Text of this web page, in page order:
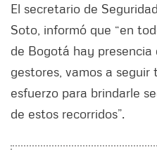
El secretario de
Soto, informó que “en
de Bogotá hay
gestores, vamos a
esfuerzo para brindarle
de estos recorridos”.